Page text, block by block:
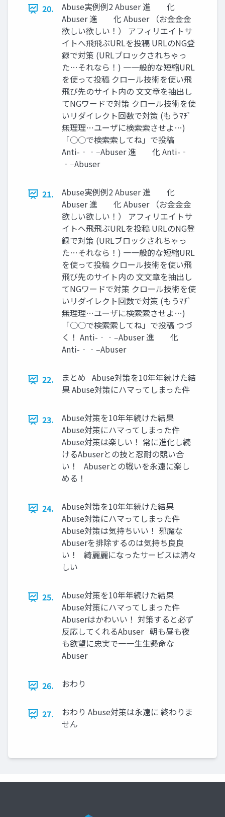
20.
Abuse実例例2 Abuser 進 化
Abuser 進 化 Abuser （お⾦金金
欲しい欲しい！） アフィリエイトサ
イトへ⾶飛ぶURLを投稿 URLのNG登
録で対策 (URLブロックされちゃっ
た…それなら！) ⼀一般的な短縮URL
を使って投稿 クロール技術を使い⾶
飛び先のサイト内の ⽂文章を抽出し
てNGワードで対策 クロール技術を使
いリダイレクト回数で対策 (もうﾏﾁﾞ
無理理…ユーザに検索索させよ…)
「○○で検索索してね」で投稿
Anti-‐‑‒Abuser 進 化 Anti-‐
‑‒Abuser
21.
Abuse実例例2 Abuser 進 化
Abuser 進 化 Abuser （お⾦金金
欲しい欲しい！） アフィリエイトサ
イトへ⾶飛ぶURLを投稿 URLのNG登
録で対策 (URLブロックされちゃっ
た…それなら！) ⼀一般的な短縮URL
を使って投稿 クロール技術を使い⾶
飛び先のサイト内の ⽂文章を抽出し
てNGワードで対策 クロール技術を使
いリダイレクト回数で対策 (もうﾏﾁﾞ
無理理…ユーザに検索索させよ…)
「○○で検索索してね」で投稿 つづ
く！ Anti-‐‑‒Abuser 進 化
Anti-‐‑‒Abuser
22.
まとめ Abuse対策を10年年続けた結
果 Abuse対策にハマってしまった件
23.
Abuse対策を10年年続けた結果
Abuse対策にハマってしまった件
Abuse対策は楽しい！ 常に進化し続
けるAbuserとの技と忍耐の競い合
い！ Abuserとの戦いを永遠に楽し
める！
24.
Abuse対策を10年年続けた結果
Abuse対策にハマってしまった件
Abuse対策は気持ちいい！ 邪魔な
Abuserを排除するのは気持ち良良
い！ 綺麗麗になったサービスは清々
しい
25.
Abuse対策を10年年続けた結果
Abuse対策にハマってしまった件
Abuserはかわいい！ 対策すると必ず
反応してくれるAbuser 朝も昼も夜
も欲望に忠実で⼀一⽣生懸命な
Abuser
26. おわり
27.
おわり Abuse対策は永遠に 終わりま
せん